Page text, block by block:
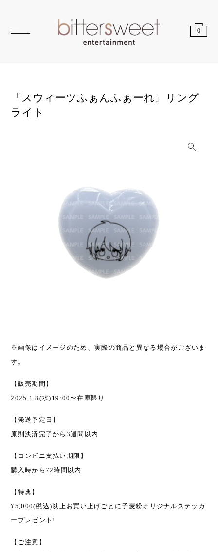
0
『スウィーツふぁんふぁーれ』リング
ライト
※画像はイメージのため、実際の商品と異なる場合がございま
す。
【販売期間】
2025.1.8(水)19:00〜在庫限り
【発送予定日】
原則決済完了から3週間以内
【コンビニ支払い期限】
購入時から72時間以内
【特典】
¥5,000(税込)以上お買い上げごとに子麦粉オリジナルステッカ
ープレゼント!
【ご注意】